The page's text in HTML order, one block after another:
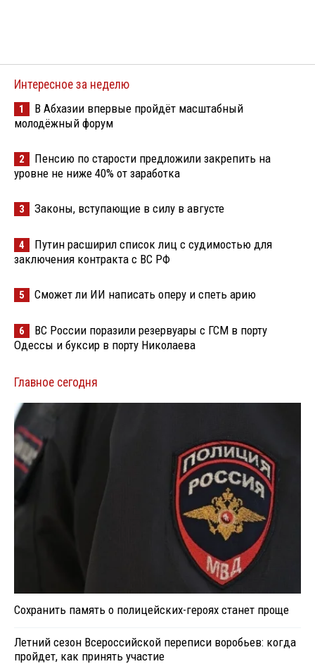
Интересное за неделю
1
В Абхазии впервые пройдёт масштабный
молодёжный форум
2
Пенсию по старости предложили закрепить на
уровне не ниже 40% от заработка
3 Законы, вступающие в силу в августе
4
Путин расширил список лиц с судимостью для
заключения контракта с ВС РФ
5 Сможет ли ИИ написать оперу и спеть арию
6
ВС России поразили резервуары с ГСМ в порту
Одессы и буксир в порту Николаева
Главное сегодня
Сохранить память о полицейских-героях станет проще
Летний сезон Всероссийской переписи воробьев: когда
пройдет, как принять участие